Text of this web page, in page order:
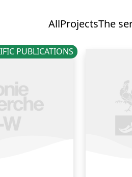
AllProjectsThe
PUBLICATIONS